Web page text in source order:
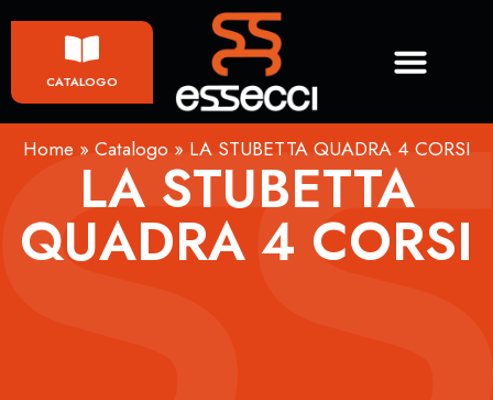
CATALOGO
Home » Catalogo » LA STUBETTA QUADRA 4 CORSI
LA STUBETTA
QUADRA 4 CORSI